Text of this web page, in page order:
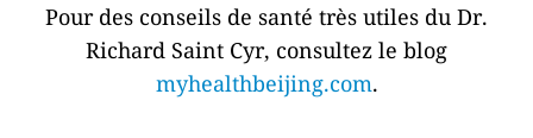
Pour des conseils de santé très utiles du Dr.
Richard Saint Cyr, consultez le blog
myhealthbeijing.com.